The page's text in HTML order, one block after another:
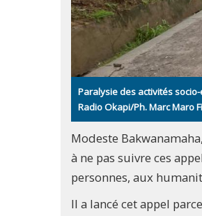
Paralysie des activités
Radio Okapi/Ph. Marc Maro
Modeste
à ne pas suivre ces
personnes, aux
Il a lancé cet appel